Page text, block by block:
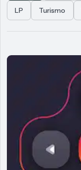
LP Turismo
Articles